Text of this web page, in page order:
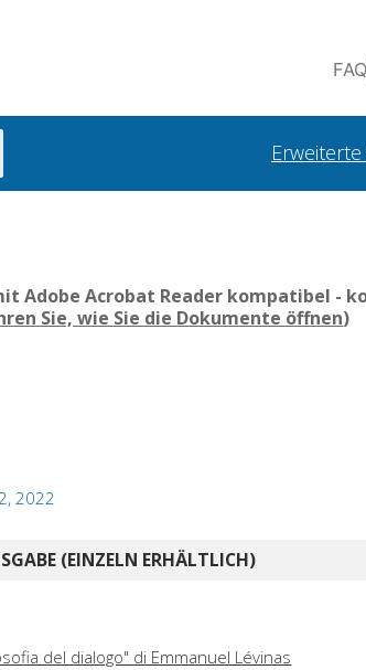
FAQ
Adobe Acrobat Reader kompatibel -
Sie, wie Sie die Dokumente öffnen)
2022
(EINZELN ERHÄLTLICH)
del dialogo" di Emmanuel Lévinas